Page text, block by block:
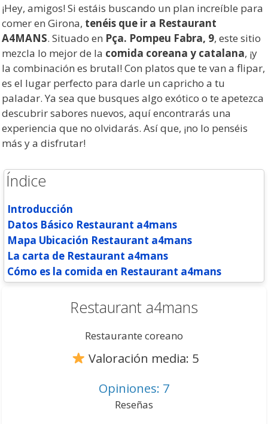
¡Hey, amigos! Si estáis buscando un plan increíble para
comer en Girona, tenéis que ir a Restaurant
A4MANS. Situado en Pça. Pompeu Fabra, 9, este sitio
mezcla lo mejor de la comida coreana y catalana, ¡y
la combinación es brutal! Con platos que te van a flipar,
es el lugar perfecto para darle un capricho a tu
paladar. Ya sea que busques algo exótico o te apetezca
descubrir sabores nuevos, aquí encontrarás una
experiencia que no olvidarás. Así que, ¡no lo penséis
más y a disfrutar!
Índice
Introducción
Datos Básico Restaurant a4mans
Mapa Ubicación Restaurant a4mans
La carta de Restaurant a4mans
Cómo es la comida en Restaurant a4mans
Restaurant a4mans
Restaurante coreano
Valoración media: 5
Opiniones: 7
Reseñas